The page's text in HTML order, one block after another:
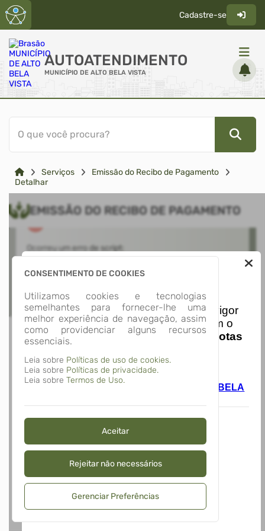
Cadastre-se
AUTOATENDIMENTO
MUNICÍPIO DE ALTO BELA VISTA
ACESSO RÁPIDO
Acessibilidade
Diário Oficial
O que você procura?
Serviços
Emissão do Recibo de Pagamento
Detalhar
CONSENTIMENTO DE COOKIES
Utilizamos cookies e tecnologias
semelhantes para fornecer-lhe uma
melhor experiência de navegação, assim
como providenciar alguns recursos
essenciais.
Leia sobre Políticas de uso de cookies.
Leia sobre Políticas de privacidade.
Leia sobre Termos de Uso.
Aceitar
Rejeitar não necessários
Gerenciar Preferências
Nota Nacional
Iniciando em01/01/2026entra em vigor
a obrigatoriedade de integração com o
Ambiente de Dados Nacional das
Notas
entraram em vigornovas regras,
acesse o link abaixo e saiba mais.
Autoatendimento - MUNICÍPIO DE ALTO BELA
EMISSÃO DO RECIBO DE PAGAMENTO